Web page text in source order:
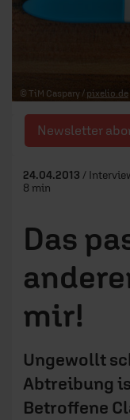
GLAUBE
TEAM
© TiM Caspary / pixelio.de
Newsletter
24.04.2013 /
8 min
Das
mir!
Ungewollt
Abtreibung
Betroffene